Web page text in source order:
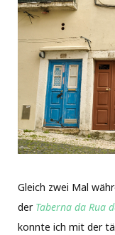
Gleich zwei Mal
der Taberna da Rua
konnte ich mit der